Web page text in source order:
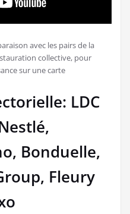
avec les pairs de la
collective, pour
sur une carte
LDC
Bonduelle,
Fleury